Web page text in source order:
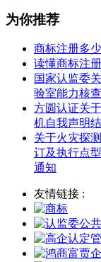
为你推荐
商标注册多
读懂商标注
国家认监委
验室能力核
方圆认证关
机自我声明
关于火灾探
订及执行点
通知
友情链接 :